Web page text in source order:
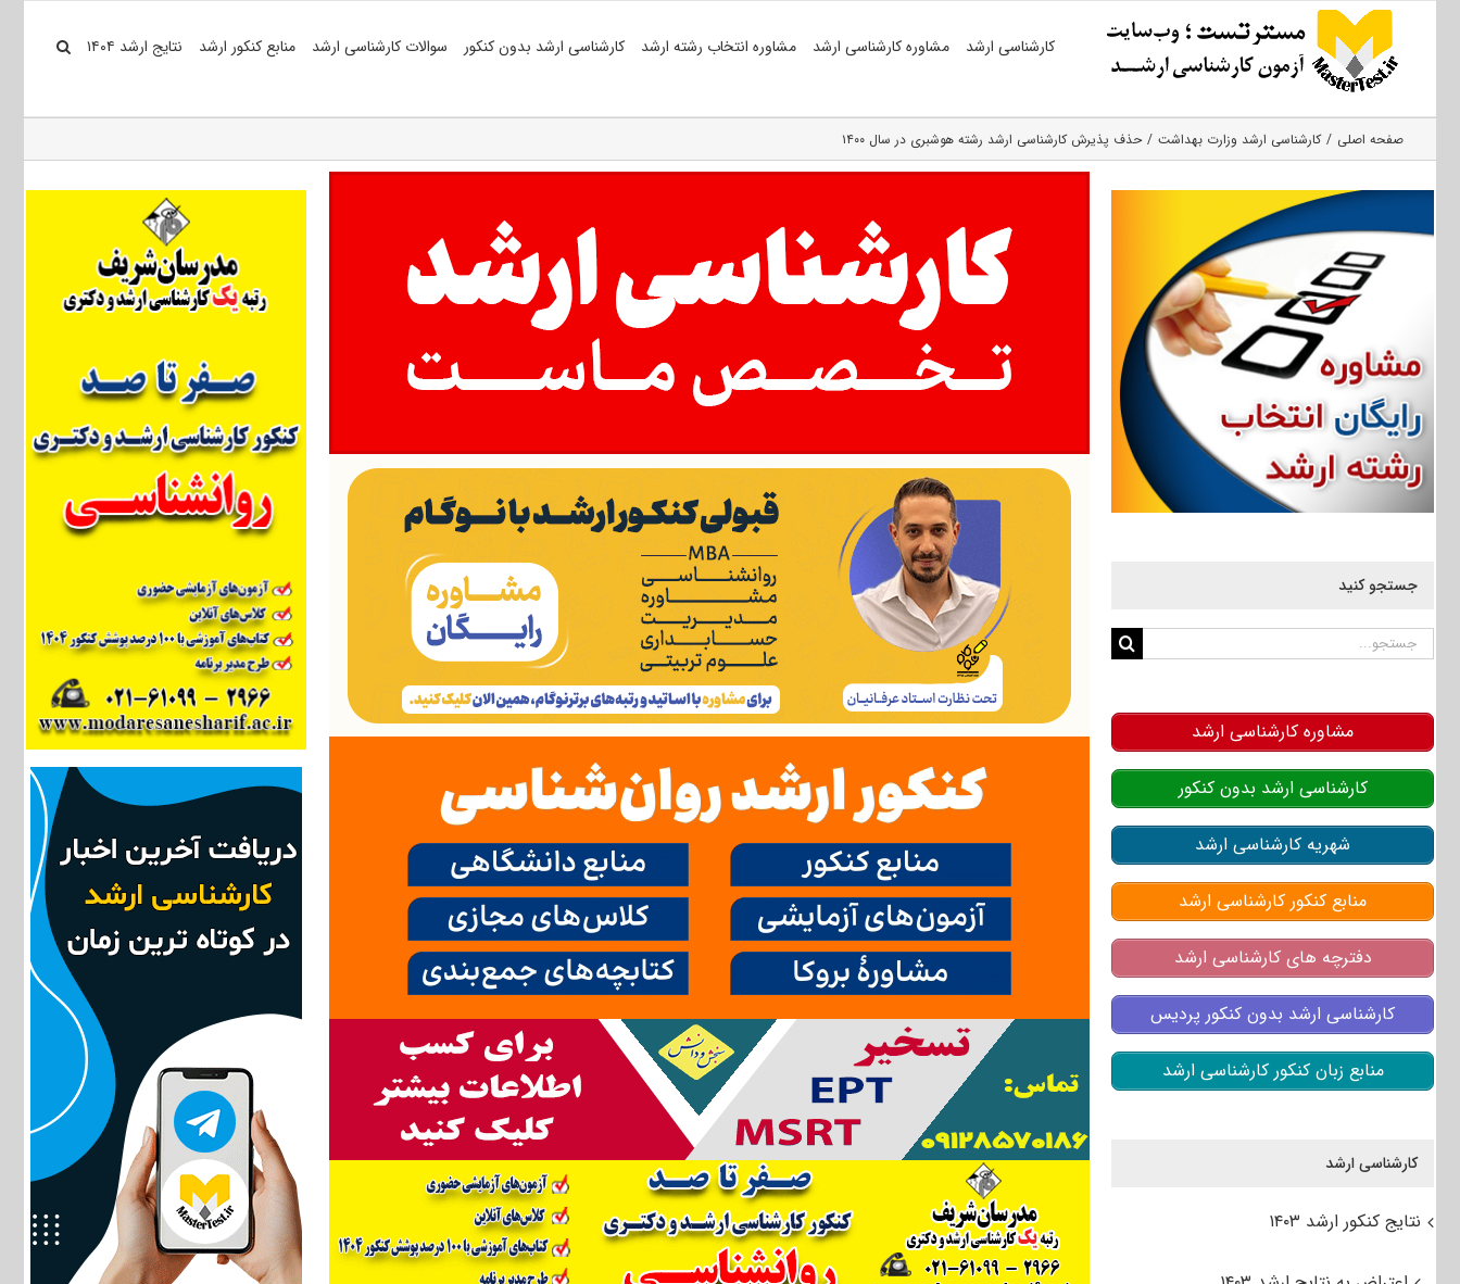
کارشناسی ارشد مشاوره کارشناسی ارشد مشاوره انتخاب رشته ارشد کارشناسی ارشد بدون کنکور سوالات کارشناسی ارشد منابع کنکور ارشد نتایج ارشد ۱۴۰۴
صفحه اصلی کارشناسی ارشد وزارت بهداشت حذف پذیرش کارشناسی ارشد رشته هوشبری در سال ۱۴۰۰
جستجو کنید
جستجو
مشاوره کارشناسی ارشد
کارشناسی ارشد بدون کنکور
شهریه کارشناسی ارشد
منابع کنکور کارشناسی ارشد
دفترچه های کارشناسی ارشد
کارشناسی ارشد بدون کنکور پردیس
منابع زبان کنکور کارشناسی ارشد
کارشناسی ارشد
نتایج کنکور ارشد ۱۴۰۳